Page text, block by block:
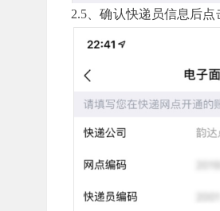
2.5、确认快递员信息后点